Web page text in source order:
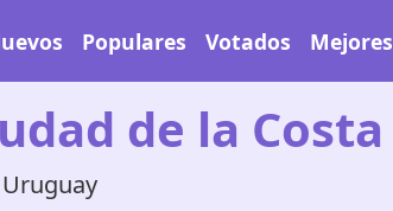
Populares Votados Mejores
de la Costa